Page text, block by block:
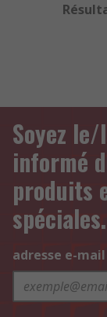
Soyez
informé
produits
spéciales.
adresse e-mail